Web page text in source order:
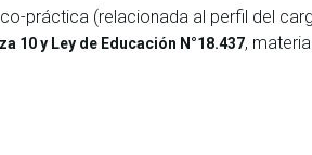
práctica (relacionada al perfil del
10 y Ley de Educación N°18.437,